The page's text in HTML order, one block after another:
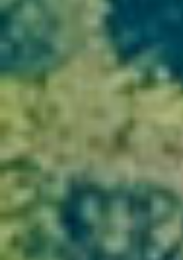
Guided hike
Saint-Chinian
Gourmet break in
vineyards, with
the garrigue.
Visit to a local
before departure.
See itineraries